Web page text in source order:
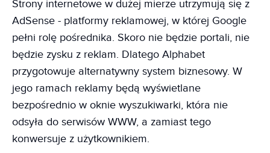
Strony internetowe w dużej mierze utrzymują się z
AdSense - platformy reklamowej, w której Google
pełni rolę pośrednika. Skoro nie będzie portali, nie
będzie zysku z reklam. Dlatego Alphabet
przygotowuje alternatywny system biznesowy. W
jego ramach reklamy będą wyświetlane
bezpośrednio w oknie wyszukiwarki, która nie
odsyła do serwisów WWW, a zamiast tego
konwersuje z użytkownikiem.